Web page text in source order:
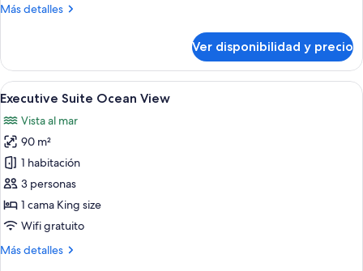
Más detalles
Más
Suite
Ocean
View
Ver disponibilidad y precio
Ver
todas
las
fotos
de
Executive
Suite
Ocean
Una habitación de hotel moderna
5
Executive Suite Ocean View
Vista al mar
90 m²
1 habitación
3 personas
1 cama King size
Wifi gratuito
Más detalles
Más